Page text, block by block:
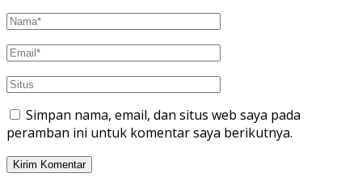
Simpan nama, email, dan situs web saya pada
peramban ini untuk komentar saya berikutnya.